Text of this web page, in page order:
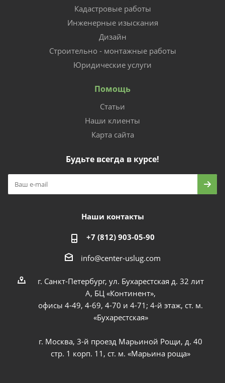
Кадастровые работы
Инженерные изыскания
Дизайн
Строительно - монтажные работы
Юридические услуги
Помощь
Статьи
Наши клиенты
Карта сайта
Будьте всегда в курсе!
Наши контакты
+7 (812) 903-05-90
info@center-uslug.com
г. Санкт-Петербург, ул. Бухарестская д. 32 лит
А, БЦ «Континент»,
офисы 4-49, 4-69, 4-70 и 4-71; 4-й этаж, ст. м.
«Бухарестская»
г. Москва, 3-й проезд Марьиной Рощи, д. 40
стр. 1 корп. 11, ст. м. «Марьина роща»